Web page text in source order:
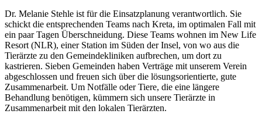
Dr. Melanie Stehle ist für die Einsatzplanung verantwortlich. Sie
schickt die entsprechenden Teams nach Kreta, im optimalen Fall mit
ein paar Tagen Überschneidung. Diese Teams wohnen im New Life
Resort (NLR), einer Station im Süden der Insel, von wo aus die
Tierärzte zu den Gemeindekliniken aufbrechen, um dort zu
kastrieren. Sieben Gemeinden haben Verträge mit unserem Verein
abgeschlossen und freuen sich über die lösungsorientierte, gute
Zusammenarbeit. Um Notfälle oder Tiere, die eine längere
Behandlung benötigen, kümmern sich unsere Tierärzte in
Zusammenarbeit mit den lokalen Tierärzten.